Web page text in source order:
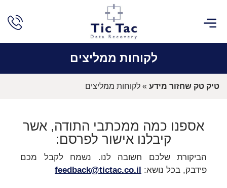
לקוחות ממליצים
טיק טק שחזור מידע » לקוחות ממליצים
אספנו כמה ממכתבי התודה, אשר
קיבלנו אישור לפרסם:
הביקורת שלכם חשובה לנו. נשמח לקבל מכם
פידבק, בכל נושא: feedback@tictac.co.il